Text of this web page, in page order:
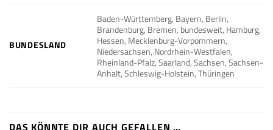
BUNDESLAND
Baden-Württemberg, Bayern, Berlin,
Brandenburg, Bremen, bundesweit, Hamburg,
Hessen, Mecklenburg-Vorpommern,
Niedersachsen, Nordrhein-Westfalen,
Rheinland-Pfalz, Saarland, Sachsen, Sachsen-
Anhalt, Schleswig-Holstein, Thüringen